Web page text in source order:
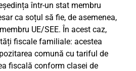
într-un stat membru
ca soțul să fie, de asemenea,
UE/SEE. În acest caz,
fiscale familiale: acestea
comună cu tariful de
fiscală conform clasei de